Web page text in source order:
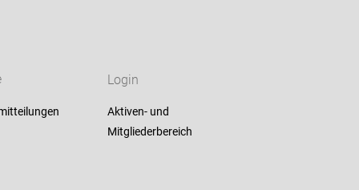
Login
Aktiven- und
Mitgliederbereich